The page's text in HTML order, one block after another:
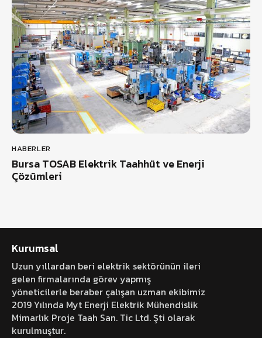
HABERLER
Bursa TOSAB Elektrik Taahhüt ve Enerji
Çözümleri
Kurumsal
Uzun yıllardan beri elektrik sektörünün ileri
gelen firmalarında görev yapmış
yöneticilerle beraber çalışan uzman ekibimiz
2019 Yılında Myt Enerji Elektrik Mühendislik
Mimarlık Proje Taah San. Tic Ltd. Şti olarak
kurulmuştur.